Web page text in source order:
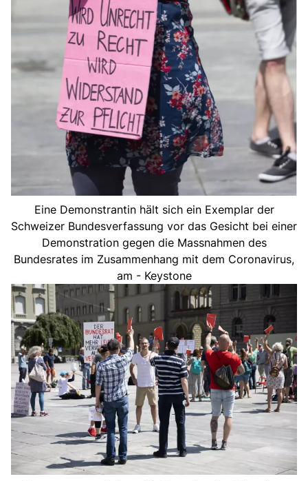
Eine Demonstrantin hält sich ein Exemplar der
Schweizer Bundesverfassung vor das Gesicht bei einer
Demonstration gegen die Massnahmen des
Bundesrates im Zusammenhang mit dem Coronavirus,
am - Keystone